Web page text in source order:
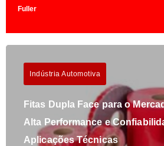
Fuller
Indústria Automotiva
Fitas Dupla Face para o
Alta Performance e
Aplicações Técnicas